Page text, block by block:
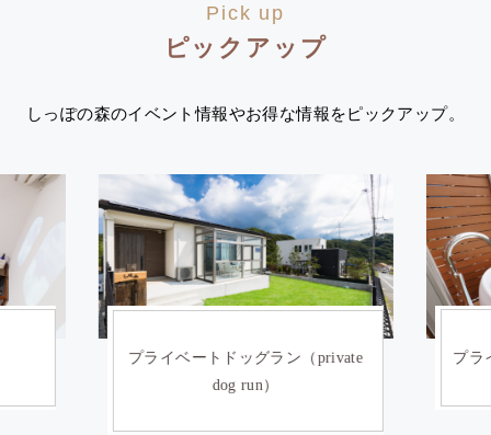
Pick up
ピックアップ
しっぽの森のイベント情報やお得な情報をピックアップ。
プライベートドッグラン（private
dog run）
プラ